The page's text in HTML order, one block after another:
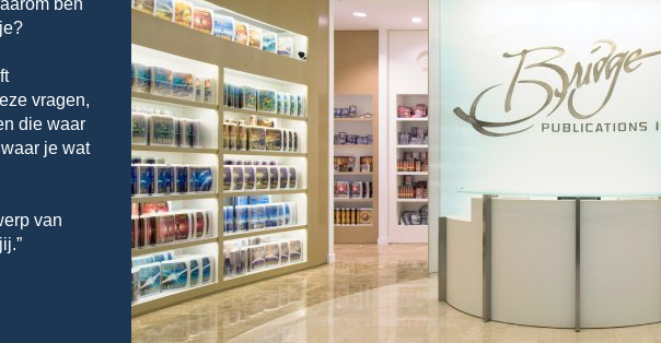
Wat scientologen zeggen over
Maak kennis met een scientoloog
Binnen in een Kerk
De Grondbeginselen van Scientology
Een Inleiding tot Dianetics
Liefde en Haat –
Wat is Grootheid?
Hogere Organisaties
Flag Land Base
Freewinds
Scientology beschikbaar maken voor de
hele wereld
David Miscavige - Kerkelijk Leider van
Scientology
De
vragen,
die waar
je wat
van